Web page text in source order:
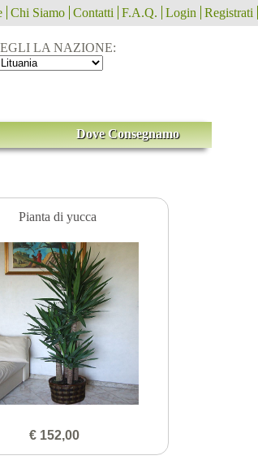
Chi Siamo Contatti F.A.Q. Login Registrati
LA NAZIONE:
Dove Consegnamo
Pianta di yucca
€ 152,00